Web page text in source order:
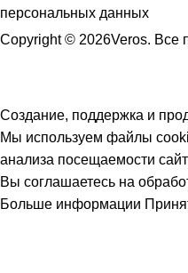
персональных данных
Copyright © 2026Veros. Все
Создание, поддержка и
Мы используем файлы
анализа посещаемости
Вы соглашаетесь на
Больше информации